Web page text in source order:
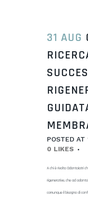
31 AUG
POSTED AT
0 LIKES
A chi è rivolto Odontoiatri
rigenerative, che ad
comunque il bisogno di